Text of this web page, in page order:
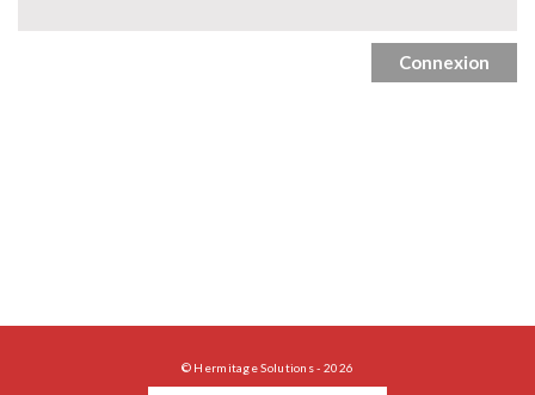
Connexion
© Hermitage Solutions - 2026